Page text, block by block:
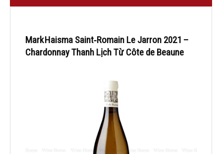
Mark Haisma Saint‑Romain Le Jarron 2021 –
Chardonnay Thanh Lịch Từ Côte de Beaune